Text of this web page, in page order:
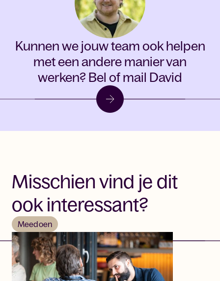
Kunnen we jouw team ook helpen
met een andere manier van
werken? Bel of mail David
Misschien vind je dit
ook interessant?
Meedoen